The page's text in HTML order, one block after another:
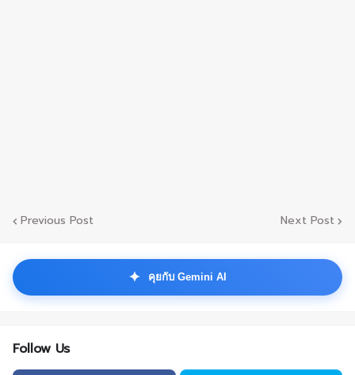
Previous Post Next Post
✦ คุยกับ Gemini AI
Follow Us